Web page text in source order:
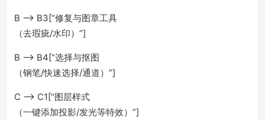
B --> B3[“修复与图章工具
（去瑕疵/水印）”]
B --> B4[“选择与抠图
（钢笔/快速选择/通道）”]
C --> C1[“图层样式
（一键添加投影/发光等特效）”]